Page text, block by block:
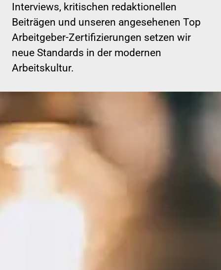
Interviews, kritischen redaktionellen
Beiträgen und unseren angesehenen Top
Arbeitgeber-Zertifizierungen setzen wir
neue Standards in der modernen
Arbeitskultur.